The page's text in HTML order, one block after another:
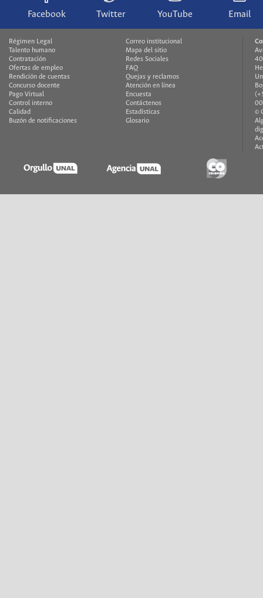
Facebook Twitter YouTube Email
Régimen Legal
Talento humano
Contratación
Ofertas de empleo
Rendición de cuentas
Concurso docente
Pago Virtual
Control interno
Calidad
Buzón de notificaciones
Correo institucional
Mapa del sitio
Redes Sociales
FAQ
Quejas y reclamos
Atención en línea
Encuesta
Contáctenos
Estadísticas
Glosario
©